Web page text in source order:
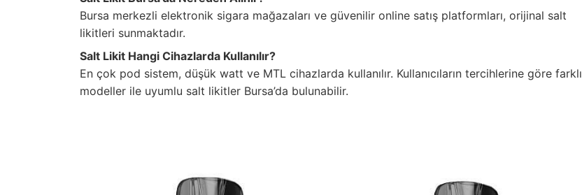
Bursa merkezli elektronik sigara mağazaları ve güvenilir online satış platformları, orijinal salt
likitleri sunmaktadır.
Salt Likit Hangi Cihazlarda Kullanılır?
En çok pod sistem, düşük watt ve MTL cihazlarda kullanılır. Kullanıcıların tercihlerine göre farklı
modeller ile uyumlu salt likitler Bursa’da bulunabilir.